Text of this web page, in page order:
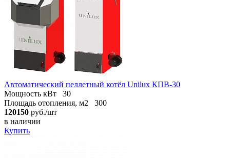
Автоматический пеллетный котёл Unilux КПВ-30
Мощность кВт
30
Площадь отопления, м2
300
120150 руб./шт
в наличии
Купить